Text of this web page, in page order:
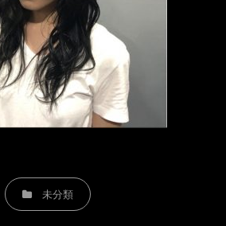
CATEGORIES
未分類